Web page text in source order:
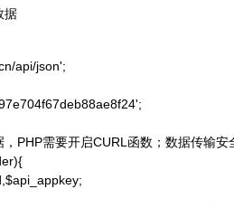
据
api/json';
PHP需要开启CURL函数；数据传输安